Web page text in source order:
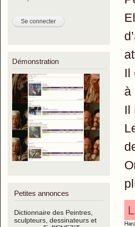
Démonstration
Petites annonces
Dictionnaire des Peintres,
sculpteurs, dessinateurs et
Il
à
Il